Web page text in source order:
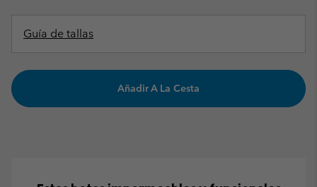
Guía de tallas
Añadir A La Cesta